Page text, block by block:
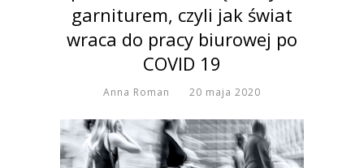
garniturem, czyli jak świat
wraca do pracy biurowej po
COVID 19
Anna Roman 20 maja 2020